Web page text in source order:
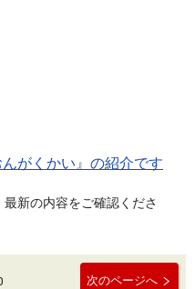
がくかい』の紹介です
新の内容をご確認くださ
次のページへ